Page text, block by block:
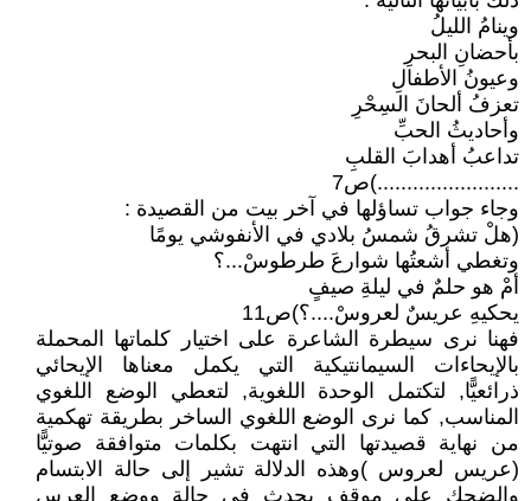
وينامُ الليلُ
بأحضانِ البحرِ
وعيونُ الأطفالِ
تعزفُ ألحانَ السِحْرِ
وأحاديثُ الحبِّ
تداعبُ أهدابَ القلبِ
........................)ص7
وجاء جواب تساؤلها في آخر بيت من القصيدة :
(هلْ تشرقُ شمسُ بلادي في الأنفوشي يومًا
وتغطي أشعتُها شوارعَ طرطوسْ...؟
أمْ هو حلمٌ في ليلةِ صيفٍ
يحكيهِ عريسٌ لعروسْ....؟)ص11
فهنا نرى سيطرة الشاعرة على اختيار كلماتها المحملة
بالإيحاءات السيمانتيكية التي يكمل معناها الإيحائي
ذرائعيًّا, لتكتمل الوحدة اللغوية, لتعطي الوضع اللغوي
المناسب, كما نرى الوضع اللغوي الساخر بطريقة تهكمية
من نهاية قصيدتها التي انتهت بكلمات متوافقة صوتيًّا
(عريس لعروس )وهذه الدلالة تشير إلى حالة الابتسام
والضحك على موقف يحدث في حالة ووضع العرس